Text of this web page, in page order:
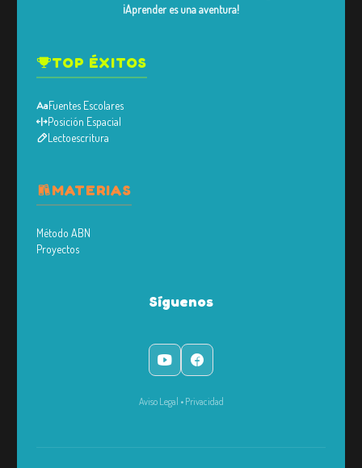
¡Aprender es una aventura!
TOP ÉXITOS
Fuentes Escolares
Posición Espacial
Lectoescritura
MATERIAS
Método ABN
Proyectos
Síguenos
Aviso Legal • Privacidad